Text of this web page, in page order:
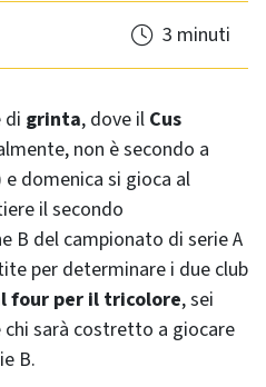
3 minuti
di grinta, dove il Cus
non è secondo a
domenica si gioca al
il secondo
B del campionato di serie A
per determinare i due club
four per il tricolore, sei
sarà costretto a giocare
B.